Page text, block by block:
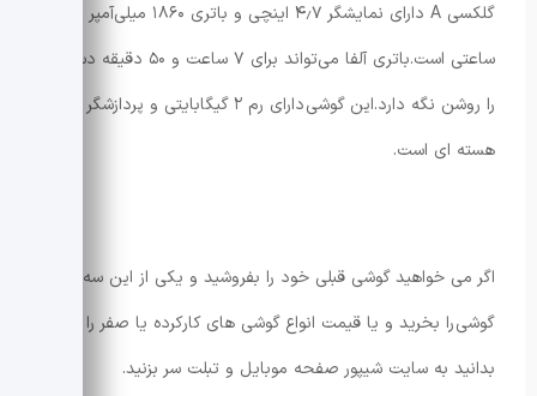
گلکسی A دارای نمایشگر ۴٫۷ اینچی و باتری ۱۸۶۰ میلی‌آمپر
ساعتی است.باتری آلفا می‌تواند برای ۷ ساعت و ۵۰ دقیقه دستگاه
هسته ای است.
اگر می خواهید گوشی قبلی خود را بفروشید و یکی از این سه مدل
گوشی را بخرید و یا قیمت انواع گوشی های کارکرده یا صفر را
بدانید به سایت شیپور صفحه موبایل و تبلت سر بزنید.